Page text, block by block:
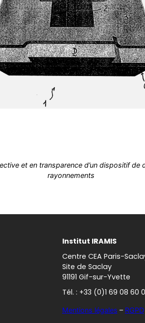
et en transparence d’un dispositif
rayonnements
Institut IRAMIS
Centre CEA Paris-
Site de Saclay
91191 Gif-sur-Yvette
Tél. : +33 (0)1 69 08 60
Mentions légales – RGPD